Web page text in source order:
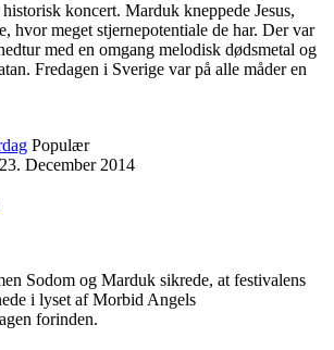
koncert. Marduk kneppede Jesus,
hvor meget stjernepotentiale de har. Der var
med en omgang melodisk dødsmetal og
Fredagen i Sverige var på alle måder en
Populær
23. December 2014
Sodom og Marduk sikrede, at festivalens
i lyset af Morbid Angels
forinden.